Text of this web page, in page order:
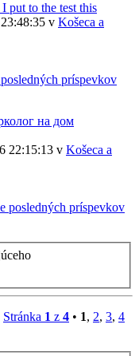
put to the test this
v Košeca a
на дом
22:15:13 v Košeca a
Stránka 1 z 4 • 1, 2, 3, 4